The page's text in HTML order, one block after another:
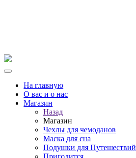
На главную
О вас и о нас
Магазин
Назад
Магазин
Чехлы для чемоданов
Маска для сна
Подушки для Путешествий
Пригодится